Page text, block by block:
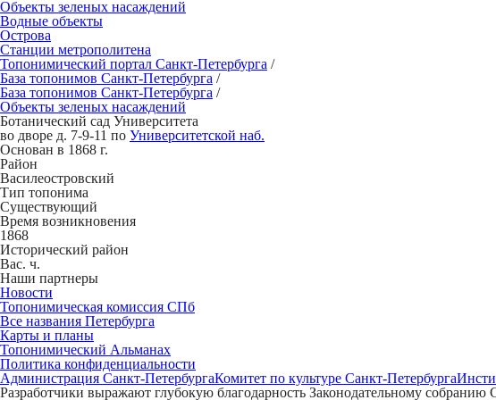
Объекты зеленых насаждений
Водные объекты
Острова
Станции метрополитена
Топонимический портал Санкт-Петербурга /
База топонимов Санкт-Петербурга /
База топонимов Санкт-Петербурга /
Объекты зеленых насаждений
Ботанический сад Университета
во дворе д. 7-9-11 по Университетской наб.
Основан в 1868 г.
Район
Василеостровский
Тип топонима
Существующий
Время возникновения
1868
Исторический район
Вас. ч.
Наши партнеры
Новости
Топонимическая комиссия СПб
Все названия Петербурга
Карты и планы
Топонимический Альманах
Политика конфиденциальности
Администрация Санкт-ПетербургаКомитет по культуре Санкт-Петербурга
Разработчики выражают глубокую благодарность Законодательному собранию